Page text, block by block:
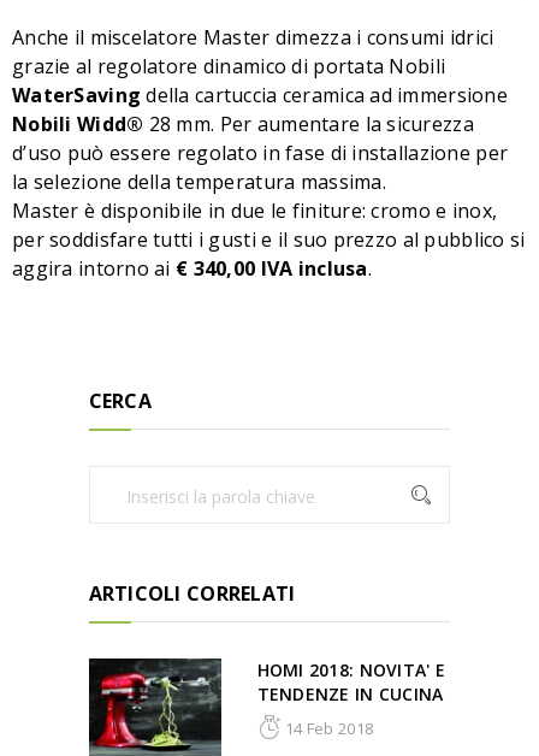
Anche il miscelatore Master dimezza i consumi idrici
grazie al regolatore dinamico di portata Nobili
WaterSaving della cartuccia ceramica ad immersione
Nobili Widd® 28 mm. Per aumentare la sicurezza
d’uso può essere regolato in fase di installazione per
la selezione della temperatura massima.
Master è disponibile in due le finiture: cromo e inox,
per soddisfare tutti i gusti e il suo prezzo al pubblico si
aggira intorno ai € 340,00 IVA inclusa.
CERCA
ARTICOLI CORRELATI
HOMI 2018: NOVITA' E
TENDENZE IN CUCINA
14 Feb 2018